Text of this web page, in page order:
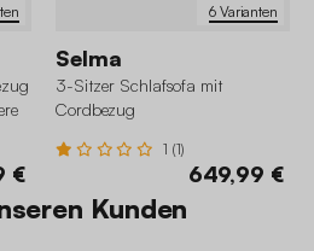
€
6 Varianten
Selma
3-Sitzer Schlafsofa mit
Cordbezug
1 (1)
649,99 €
Kunden